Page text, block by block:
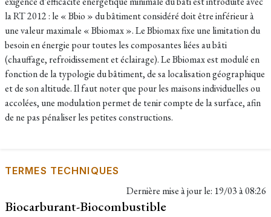
la RT 2012 : le « Bbio » du bâtiment considéré doit être inférieur à
une valeur maximale « Bbiomax ». Le Bbiomax fixe une limitation du
besoin en énergie pour toutes les composantes liées au bâti
(chauffage, refroidissement et éclairage). Le Bbiomax est modulé en
fonction de la typologie du bâtiment, de sa localisation géographique
et de son altitude. Il faut noter que pour les maisons individuelles ou
accolées, une modulation permet de tenir compte de la surface, afin
de ne pas pénaliser les petites constructions.
TERMES TECHNIQUES
Dernière mise à jour le: 19/03 à 08:26
Biocarburant-Biocombustible